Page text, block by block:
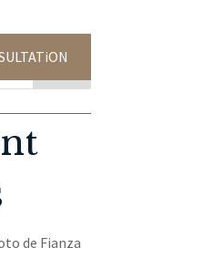
de Fianza